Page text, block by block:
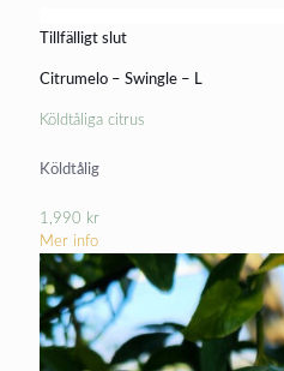
Tillfälligt slut
Citrumelo – Swingle – L
Köldtåliga citrus
Köldtålig
1,990 kr
Mer info